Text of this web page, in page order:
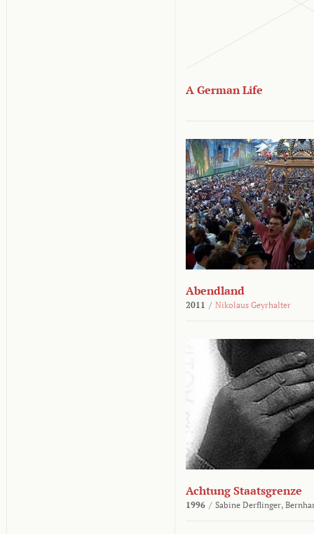
A German Life
Abendland
2011 / Nikolaus Geyrhalter
Achtung Staatsgrenze
1996 / Sabine Derflinger,